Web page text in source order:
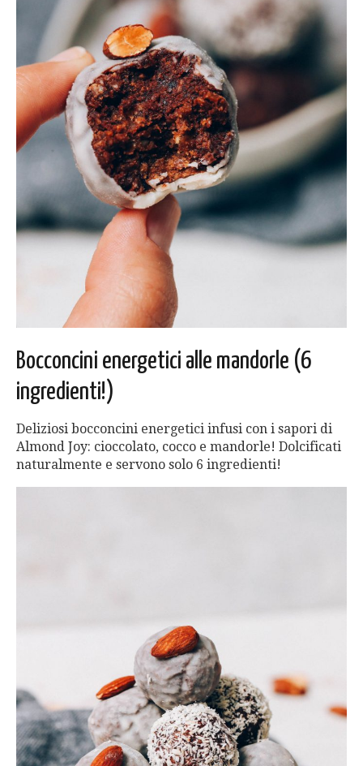
Bocconcini energetici alle mandorle (6
ingredienti!)
Deliziosi bocconcini energetici infusi con i sapori di
Almond Joy: cioccolato, cocco e mandorle! Dolcificati
naturalmente e servono solo 6 ingredienti!